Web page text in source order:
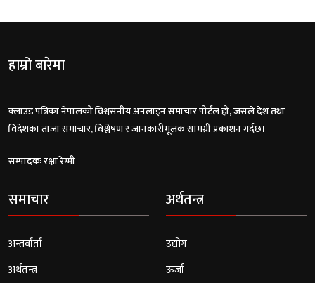
हाम्रो बारेमा
क्लाउड पत्रिका नेपालको विश्वसनीय अनलाइन समाचार पोर्टल हो, जसले देश तथा
विदेशका ताजा समाचार, विश्लेषण र जानकारीमूलक सामग्री प्रकाशन गर्दछ।
सम्पादकः रक्षा रेग्मी
समाचार
अन्तर्वार्ता
अर्थतन्त्र
अर्थतन्त्र
उद्योग
ऊर्जा